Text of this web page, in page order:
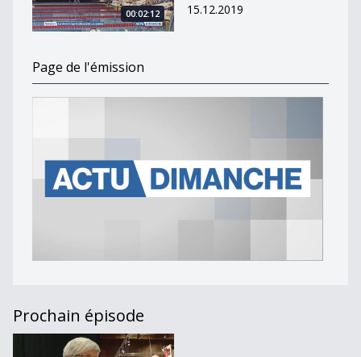
00:02:12
15.12.2019
Page de l'émission
Prochain épisode
Journal du 3 novembre 2019